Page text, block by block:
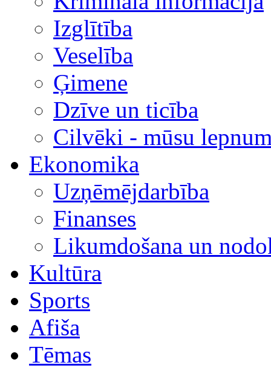
Izglītība
Veselība
Ģimene
Dzīve un ticība
Cilvēki - mūsu
Ekonomika
Uzņēmējdarbība
Finanses
Likumdošana un
Kultūra
Sports
Afiša
Tēmas